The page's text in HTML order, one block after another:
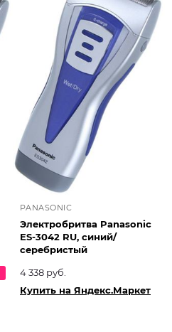
PANASONIC
Электробритва Panasonic
ES-3042 RU, синий/
серебристый
4 338 руб.
Купить на Яндекс.Маркет